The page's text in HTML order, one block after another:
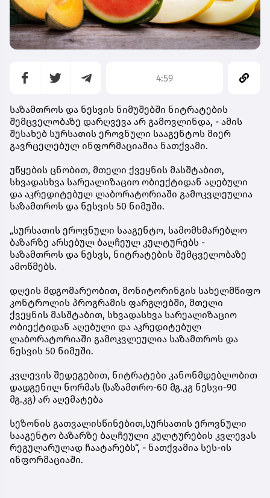
4:59
საზამთროს და ნესვის ნიმუშებში ნიტრატების
შემცველობაზე დარღვევა არ გამოვლინდა, - ამის
შესახებ სურსათის ეროვნული სააგენტოს მიერ
გავრცელებულ ინფორმაციაშია ნათქვამი.
უწყების ცნობით, მთელი ქვეყნის მასშტაბით,
სხვადასხვა სარეალიზაციო ობიექტიდან აღებული
და აკრედიტებულ ლაბორატორიაში გამოკვლეულია
საზამთროს და ნესვის 50 ნიმუში.
„სურსათის ეროვნული სააგენტო, სამომხმარებლო
ბაზარზე არსებულ ბაღჩეულ კულტურებს -
საზამთროს და ნესვს, ნიტრატების შემცველობაზე
ამოწმებს.
დღეის მდგომარეობით, მონიტორინგის სახელმწიფო
კონტროლის პროგრამის ფარგლებში, მთელი
ქვეყნის მასშტაბით, სხვადასხვა სარეალიზაციო
ობიექტიდან აღებული და აკრედიტებულ
ლაბორატორიაში გამოკვლეულია საზამთროს და
ნესვის 50 ნიმუში.
კვლევის შედეგებით, ნიტრატები კანონმდებლობით
დადგენილ ნორმას (საზამთრო-60 მგ.კგ ნესვი-90
მგ.კგ) არ აღემატება
სეზონის გათვალისწინებით,სურსათის ეროვნული
სააგენტო ბაზარზე ბაღჩეული კულტურების კვლევას
რეგულარულად ჩაატარებს“, - ნათქვამია სეს-ის
ინფორმაციაში.